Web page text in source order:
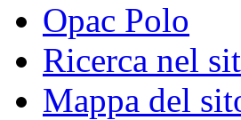
Opac Polo
Ricerca nel
Mappa del